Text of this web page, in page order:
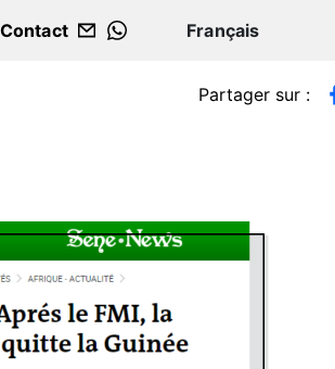
Contact
WHATSAPP
Partager sur :